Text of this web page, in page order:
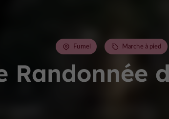
Randonnée
Fumel Marche à pied